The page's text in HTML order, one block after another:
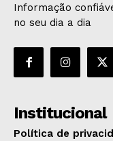
Informação
no seu dia a dia
Institucional
Política de